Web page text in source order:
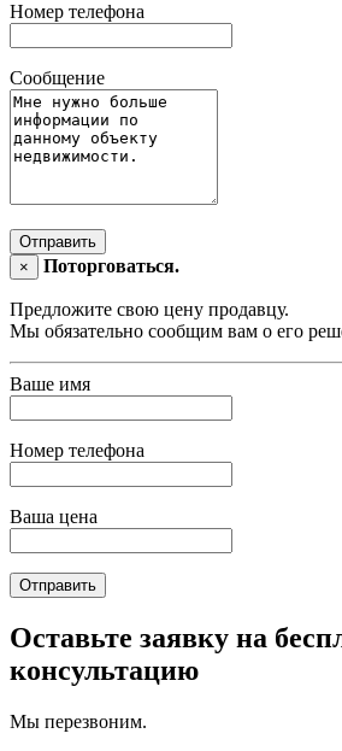
Номер телефона
Сообщение
Отправить
×
Поторговаться.
Предложите свою цену продавцу.
Мы обязательно сообщим вам о его
Ваше имя
Номер телефона
Ваша цена
Отправить
Оставьте заявку на
консультацию
Мы перезвоним.